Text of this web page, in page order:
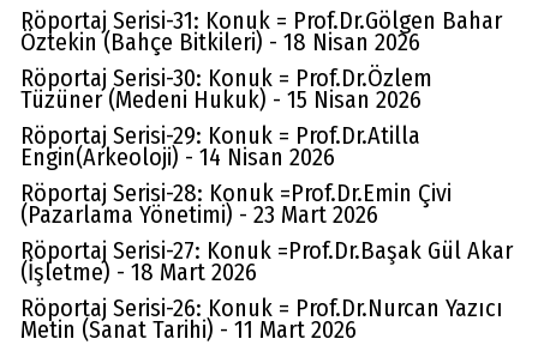
Röportaj Serisi-31: Konuk = Prof.Dr.Gölgen Bahar
Öztekin (Bahçe Bitkileri) - 18 Nisan 2026
Röportaj Serisi-30: Konuk = Prof.Dr.Özlem
Tüzüner (Medeni Hukuk) - 15 Nisan 2026
Röportaj Serisi-29: Konuk = Prof.Dr.Atilla
Engin(Arkeoloji) - 14 Nisan 2026
Röportaj Serisi-28: Konuk =Prof.Dr.Emin Çivi
(Pazarlama Yönetimi) - 23 Mart 2026
Röportaj Serisi-27: Konuk =Prof.Dr.Başak Gül Akar
(İşletme) - 18 Mart 2026
Röportaj Serisi-26: Konuk = Prof.Dr.Nurcan Yazıcı
Metin (Sanat Tarihi) - 11 Mart 2026